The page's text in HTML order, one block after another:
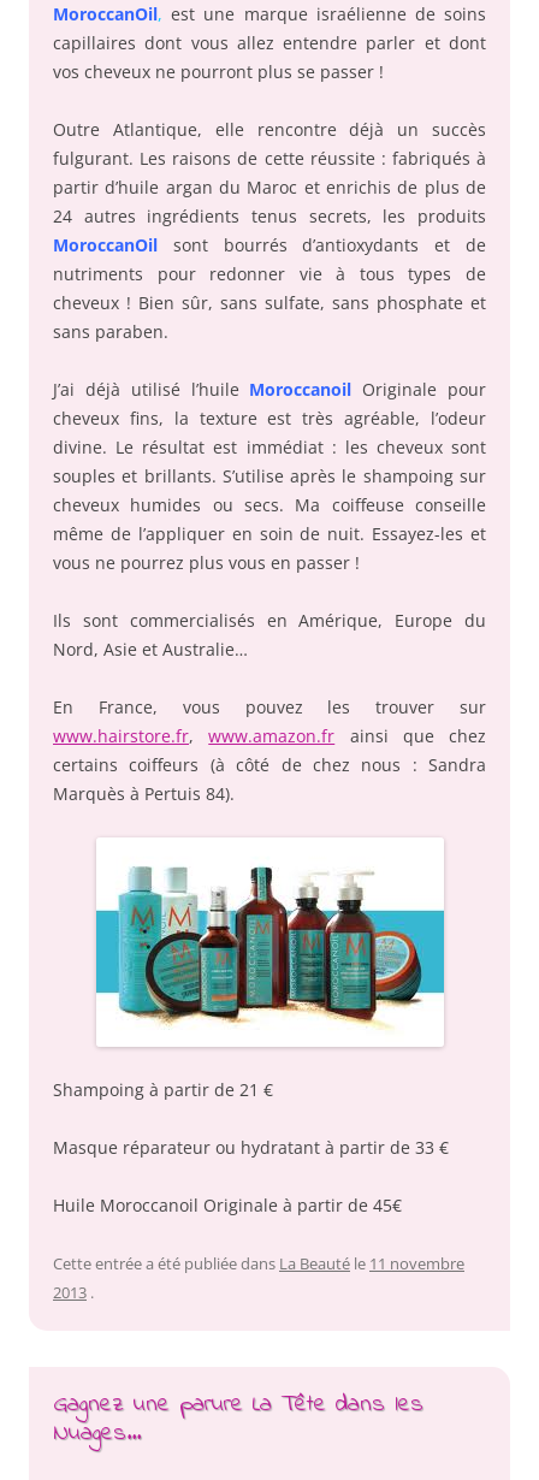
MoroccanOil, est une marque israélienne de soins
capillaires dont vous allez entendre parler et dont
vos cheveux ne pourront plus se passer !
Outre Atlantique, elle rencontre déjà un succès
fulgurant. Les raisons de cette réussite : fabriqués à
partir d’huile argan du Maroc et enrichis de plus de
24 autres ingrédients tenus secrets, les produits
MoroccanOil sont bourrés d’antioxydants et de
nutriments pour redonner vie à tous types de
cheveux ! Bien sûr, sans sulfate, sans phosphate et
sans paraben.
J’ai déjà utilisé l’huile Moroccanoil Originale pour
cheveux fins, la texture est très agréable, l’odeur
divine. Le résultat est immédiat : les cheveux sont
souples et brillants. S’utilise après le shampoing sur
cheveux humides ou secs. Ma coiffeuse conseille
même de l’appliquer en soin de nuit. Essayez-les et
vous ne pourrez plus vous en passer !
Ils sont commercialisés en Amérique, Europe du
Nord, Asie et Australie…
En France, vous pouvez les trouver sur
www.hairstore.fr,www.amazon.fr ainsi que chez
certains coiffeurs (à côté de chez nous : Sandra
Marquès à Pertuis 84).
Shampoing à partir de 21 €
Masque réparateur ou hydratant à partir de 33 €
Huile Moroccanoil Originale à partir de 45€
Cette entrée a été publiée dans La Beauté le 11 novembre
2013 .
Gagnez une parure La Tête dans les
Nuages…